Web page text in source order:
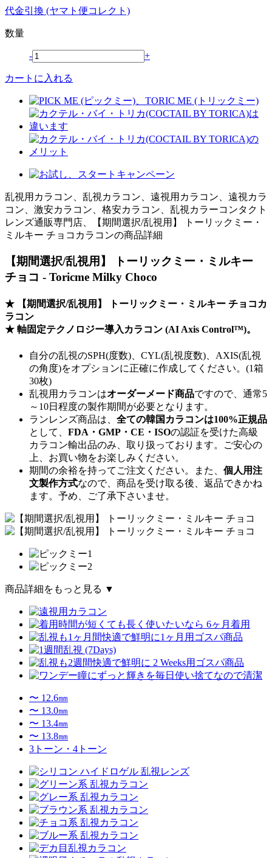
代金引換 (ヤマト便コレクト)
数量
- +
カートに入れる
乱視用カラコン、乱視カラコン、遠視用カラコン、遠視カラ
コン、激安カラコン、格安カラコン、乱視カラーコンタクト
レンズ通販専門店、【期間選択/乱視用】 トーリックミー・
ミルキー チョコカラコンの商品詳細
【期間選択/乱視用】 トーリックミー・ミルキー
チョコ - Toricme Milky Choco
★ 【期間選択/乱視用】 トーリックミー・ミルキー チョコカ
ラコン
★ 軸固定テクノロジー導入カラコン (AI Axis Control™)。
自分の乱視のSPH(度数)、CYL(乱視度数)、AXIS(乱視
の角度)をオプションに正確に作成してください。(1箱
30枚)
乱視用カラコンはオーダーメード商品ですので、 通常5
～10日程度の製作期間が必要となります。
ランレンズ商品は、 全ての韓国カラコンは100%正規品
として、 FDA・GMP・CE・ISOの認証を受けた高級
カラコン輸出品のみ、取り扱っております。ご安心の
上、お買い物をお楽しみください。
期間の余裕を持ってご注文ください。また、 個人用注
文製作方式なので、商品を受け取る後、返品できかね
ます。予め、ご了承下さいませ。
商品詳細をもっと見る ▼
〜 12.6㎜
〜 13.0㎜
〜 13.4㎜
〜 13.8㎜
3トーン・4トーン